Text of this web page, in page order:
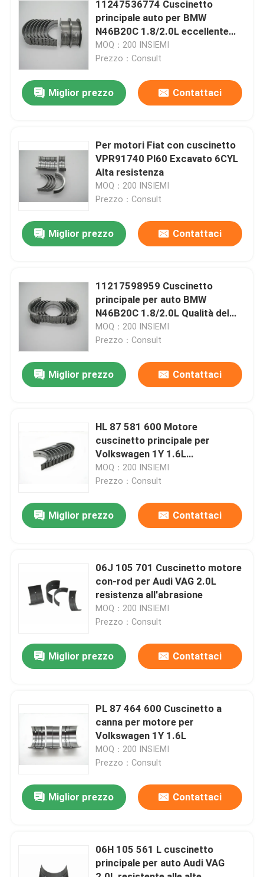
video
Su di noi
Controllo della qualità
Contattaci
Notizie
CUSCINETTO PRINCIPALE DEL MOTORE
11247536774 Cuscinetto
principale auto per BMW
N46B20C 1.8/2.0L eccellente
qualità
MOQ：200 INSIEMI
Prezzo：Consult
Miglior prezzo Contattaci
Per motori Fiat con cuscinetto
VPR91740 Pl60 Excavato 6CYL
Alta resistenza
MOQ：200 INSIEMI
Prezzo：Consult
Miglior prezzo Contattaci
11217598959 Cuscinetto
principale per auto BMW
N46B20C 1.8/2.0L Qualità del
pozzo
MOQ：200 INSIEMI
Prezzo：Consult
Miglior prezzo Contattaci
HL 87 581 600 Motore
cuscinetto principale per
Volkswagen 1Y 1.6L
056.198.451A Alta precisione
MOQ：200 INSIEMI
Prezzo：Consult
Miglior prezzo Contattaci
06J 105 701 Cuscinetto motore
con-rod per Audi VAG 2.0L
resistenza all'abrasione
MOQ：200 INSIEMI
Prezzo：Consult
Miglior prezzo Contattaci
PL 87 464 600 Cuscinetto a
canna per motore per
Volkswagen 1Y 1.6L
MOQ：200 INSIEMI
Prezzo：Consult
Miglior prezzo Contattaci
06H 105 561 L cuscinetto
principale per auto Audi VAG